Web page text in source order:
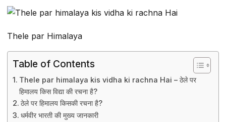
Thele par Himalaya
Table of Contents
Thele par himalaya kis vidha ki rachna Hai – ठेले पर
हिमालय किस विद्या की रचना है?
ठेले पर हिमालय किसकी रचना है?
धर्मवीर भारती की मुख्य जानकारी